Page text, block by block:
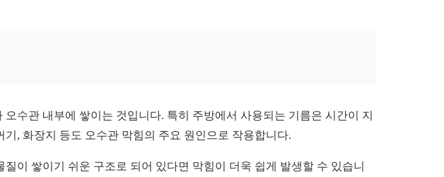
수관 내부에 쌓이는 것입니다. 특히 주방에서 사용되는 기름은 시간이 지
, 화장지 등도 오수관 막힘의 주요 원인으로 작용합니다.
이 쌓이기 쉬운 구조로 되어 있다면 막힘이 더욱 쉽게 발생할 수 있습니